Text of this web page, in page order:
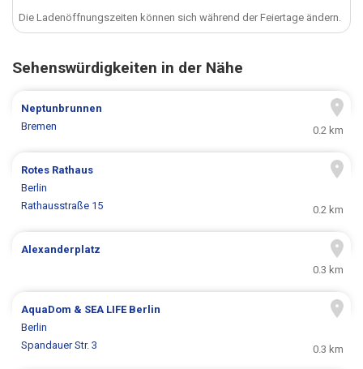
Die Ladenöffnungszeiten können sich während der Feiertage ändern.
Sehenswürdigkeiten in der Nähe
Neptunbrunnen
Bremen
0.2 km
Rotes Rathaus
Berlin
Rathausstraße 15
0.2 km
Alexanderplatz
0.3 km
AquaDom & SEA LIFE Berlin
Berlin
Spandauer Str. 3
0.3 km